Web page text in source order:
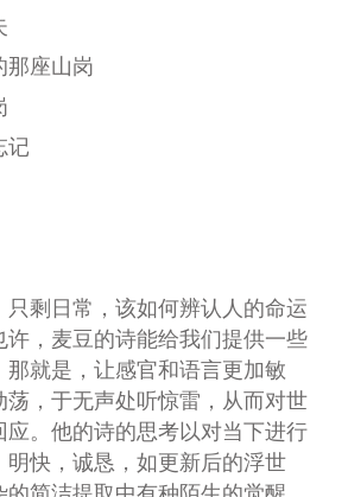
那座山岗
记
剩日常，该如何辨认人的命运
许，麦豆的诗能给我们提供一些
那就是，让感官和语言更加敏
荡，于无声处听惊雷，从而对世
应。他的诗的思考以对当下进行
明快，诚恳，如更新后的浮世